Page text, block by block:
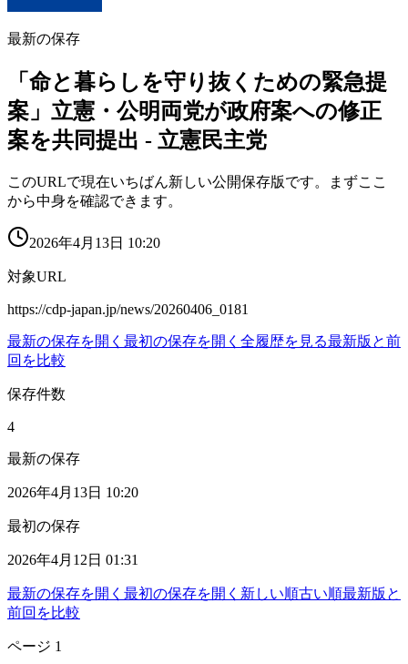
最新の保存
「命と暮らしを守り抜くための緊急提
案」立憲・公明両党が政府案への修正
案を共同提出 - 立憲民主党
このURLで現在いちばん新しい公開保存版です。まずここ
から中身を確認できます。
2026年4月13日 10:20
対象URL
https://cdp-japan.jp/news/20260406_0181
最新の保存を開く 最初の保存を開く 全履歴を見る最新版と前
回を比較
保存件数
4
最新の保存
2026年4月13日 10:20
最初の保存
2026年4月12日 01:31
最新の保存を開く 最初の保存を開く 新しい順古い順最新版と
前回を比較
ページ 1